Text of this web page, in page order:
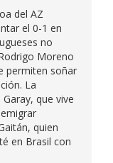
del AZ
el 0-1 en
no
Moreno
permiten soñar
La
que vive
quien
en Brasil con